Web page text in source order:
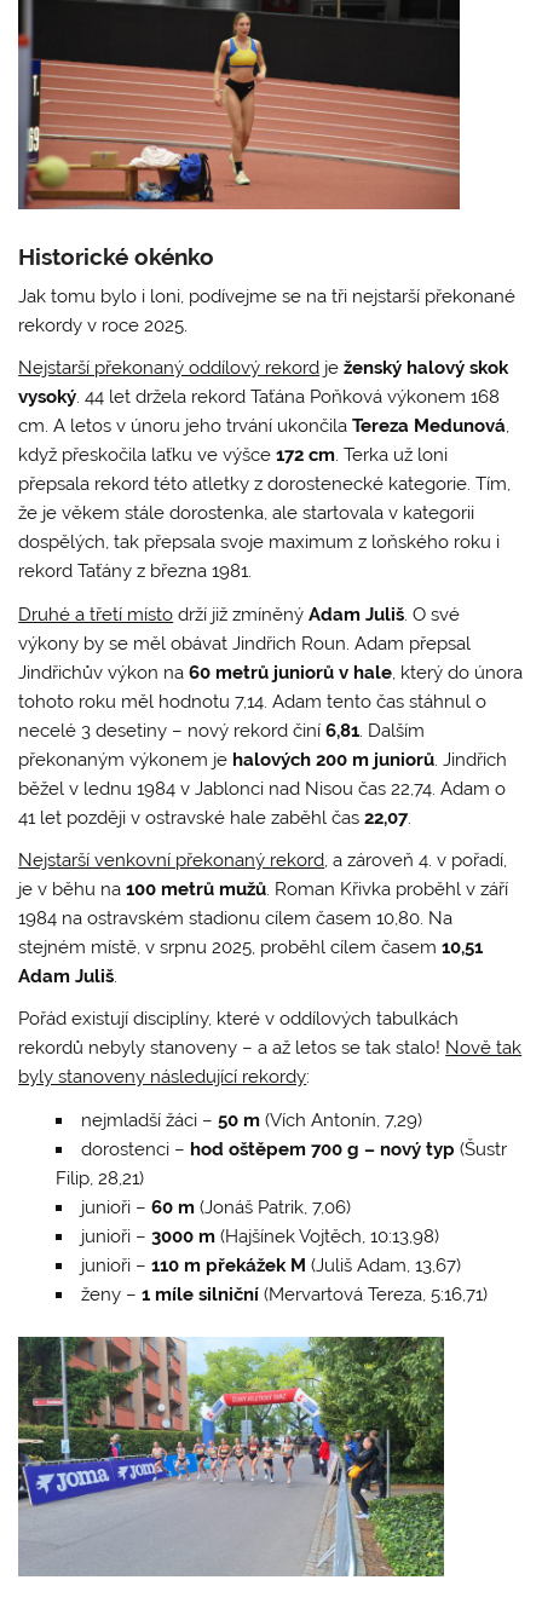
Historické okénko
Jak tomu bylo i loni, podívejme se na tři nejstarší překonané
rekordy v roce 2025.
Nejstarší překonaný oddílový rekord ježenský halový skok
vysoký. 44 let držela rekord Taťána Poňková výkonem 168
cm. A letos v únoru jeho trvání ukončilaTereza Medunová,
když přeskočila laťku ve výšce172 cm. Terka už loni
přepsala rekord této atletky z dorostenecké kategorie. Tím,
že je věkem stále dorostenka, ale startovala v kategorii
dospělých, tak přepsala svoje maximum z loňského roku i
rekord Taťány z března 1981.
Druhé a třetí místo drží již zmíněnýAdam Juliš. O své
výkony by se měl obávat Jindřich Roun. Adam přepsal
Jindřichův výkon na60 metrů juniorů v hale, který do února
tohoto roku měl hodnotu 7,14. Adam tento čas stáhnul o
necelé 3 desetiny – nový rekord činí6,81. Dalším
překonaným výkonem je halových 200 m juniorů. Jindřich
běžel v lednu 1984 v Jablonci nad Nisou čas 22,74. Adam o
41 let později v ostravské hale zaběhl čas22,07.
Nejstarší venkovní překonaný rekord, a zároveň 4. v pořadí,
je v běhu na100 metrů mužů. Roman Křivka proběhl v září
1984 na ostravském stadionu cílem časem 10,80. Na
stejném místě, v srpnu 2025, proběhl cílem časem10,51
Adam Juliš.
Pořád existují disciplíny, které v oddílových tabulkách
rekordů nebyly stanoveny – a až letos se tak stalo! Nově tak
byly stanoveny následující rekordy:
nejmladší žáci – 50 m(Vích Antonín, 7,29)
dorostenci – hod oštěpem 700 g – nový typ (Šustr
Filip, 28,21)
junioři – 60 m(Jonáš Patrik, 7,06)
junioři – 3000 m(Hajšínek Vojtěch, 10:13,98)
junioři – 110 m překážek M (Juliš Adam, 13,67)
ženy – 1 míle silniční(Mervartová Tereza, 5:16,71)